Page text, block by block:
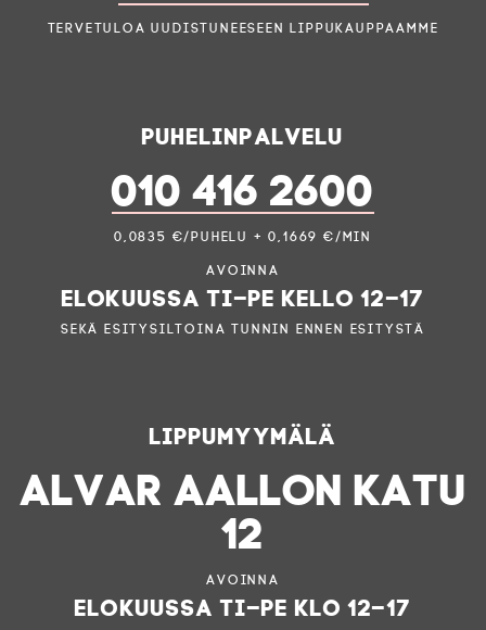
Tervetuloa uudistuneeseen lippukauppaamme
Puhelinpalvelu
010 416 2600
0,0835 €/puhelu + 0,1669 €/min
Avoinna
elokuussa ti–pe kello 12–17
sekä esitysiltoina tunnin ennen esitystä
Lippumyymälä
ALVAR AALLON KATU
12
Avoinna
elokuussa ti–pe klo 12–17